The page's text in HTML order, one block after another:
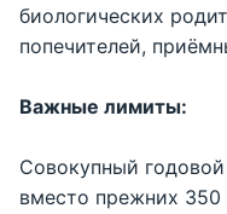
биологических
попечителей,
Важные лимиты:
Совокупный
вместо прежних